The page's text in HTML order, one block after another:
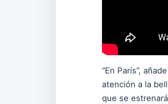
“En París”,
atención a la
que se